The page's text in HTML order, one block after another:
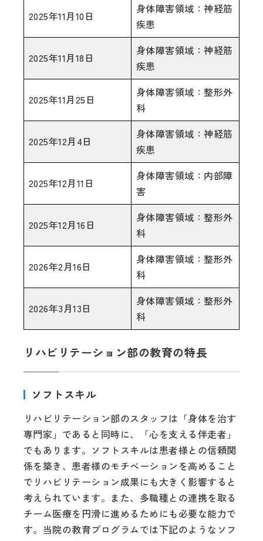
2025年11月10日
身体障害領域：神経筋
疾患
2025年11月18日
身体障害領域：神経筋
疾患
2025年11月25日
身体障害領域：整形外
科
2025年12月4日
身体障害領域：神経筋
疾患
2025年12月11日
身体障害領域：内部障
害
2025年12月16日
身体障害領域：整形外
科
2026年2月16日
身体障害領域：整形外
科
2026年3月13日
身体障害領域：整形外
科
リハビリテーション部の教育の特長
ソフトスキル
リハビリテーション部のスタッフは「身体を治す
専門家」であると同時に、「心を支える伴走者」
でもあります。ソフトスキルは患者様との信頼関
係を築き、患者様のモチベーションを高めること
でリハビリテーション成果にも大きく影響すると
考えられています。また、多職種との連携を取る
チーム医療を円滑に進めるためにも必要な能力で
す。当院の教育プログラムでは下記のようなソフ